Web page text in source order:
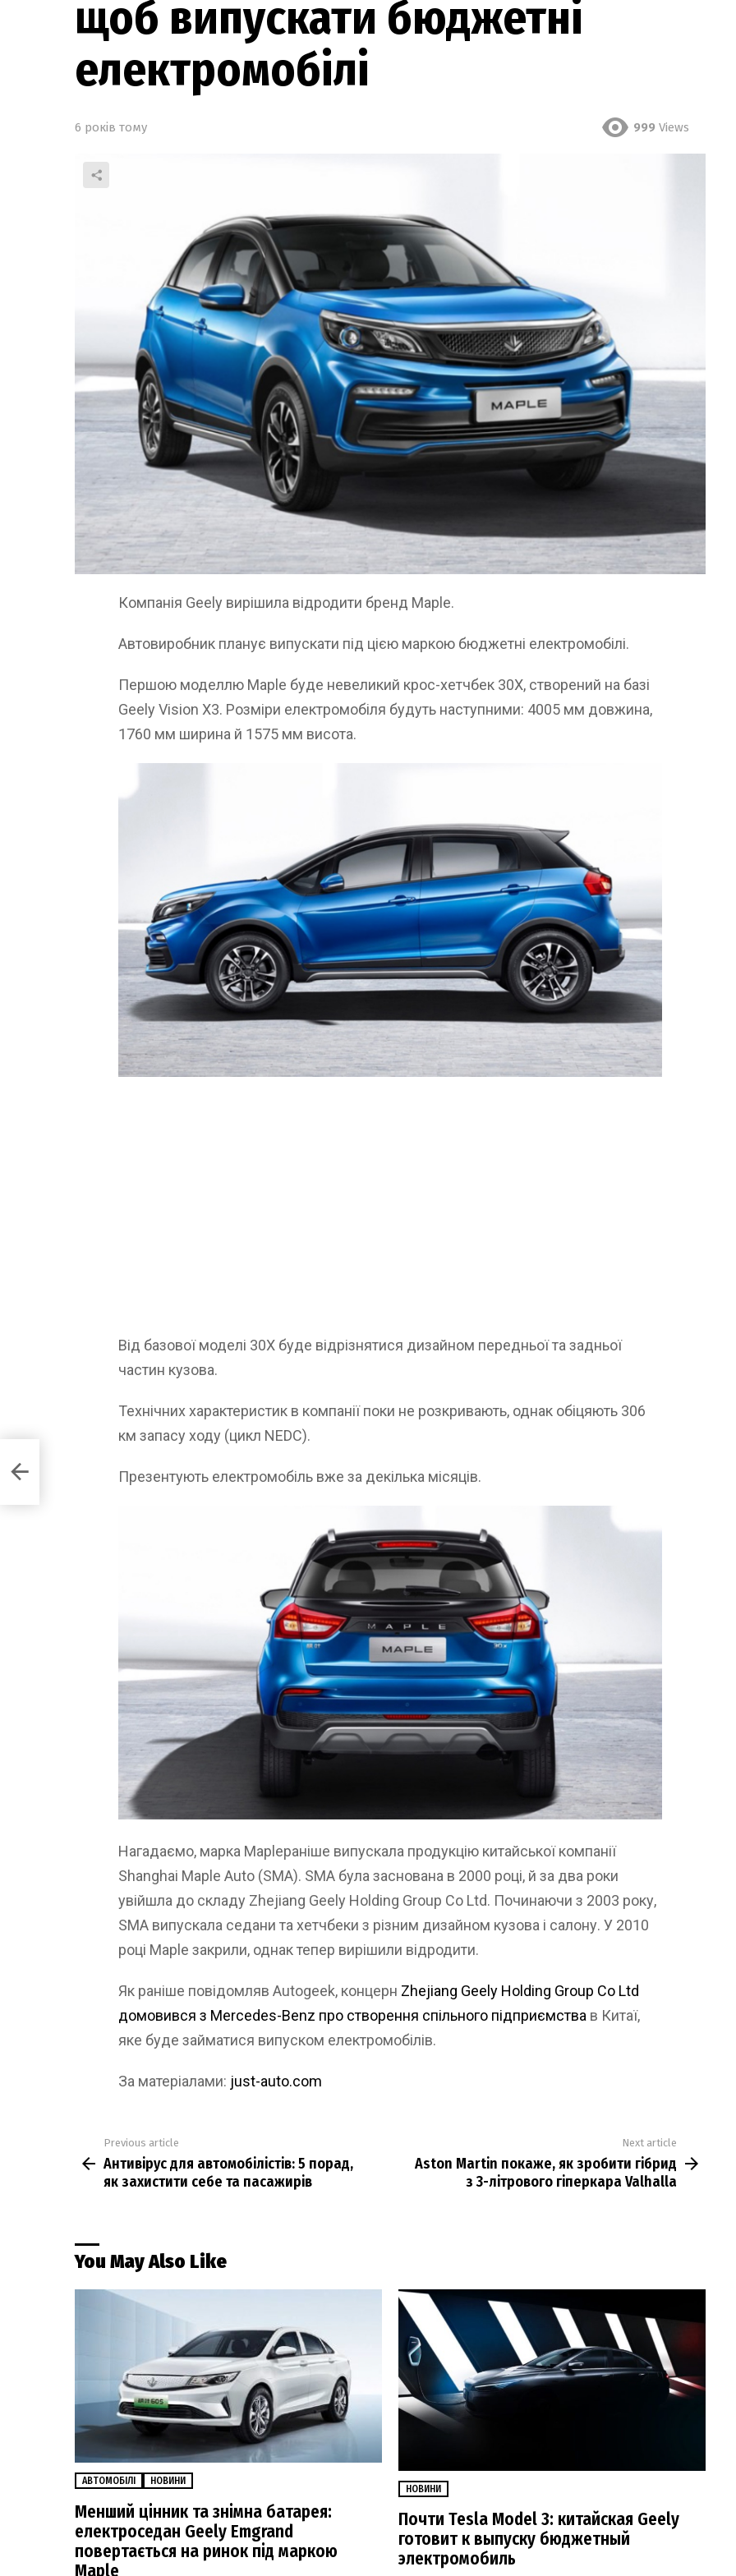
щоб випускати бюджетні
електромобілі
6 років тому 999 Views
Компанія Geely вирішила відродити бренд Maple.
Автовиробник планує випускати під цією маркою бюджетні електромобілі.
Першою моделлю Maple буде невеликий крос-хетчбек 30X, створений на базі
Geely Vision X3. Розміри електромобіля будуть наступними: 4005 мм довжина,
1760 мм ширина й 1575 мм висота.
Від базової моделі 30X буде відрізнятися дизайном передньої та задньої
частин кузова.
Технічних характеристик в компанії поки не розкривають, однак обіцяють 306
км запасу ходу (цикл NEDC).
Презентують електромобіль вже за декілька місяців.
Нагадаємо, марка Mapleраніше випускала продукцію китайської компанії
Shanghai Maple Auto (SMA). SMA була заснована в 2000 році, й за два роки
увійшла до складу Zhejiang Geely Holding Group Co Ltd. Починаючи з 2003 року,
SMA випускала седани та хетчбеки з різним дизайном кузова і салону. У 2010
році Maple закрили, однак тепер вирішили відродити.
Як раніше повідомляв Autogeek, концерн Zhejiang Geely Holding Group Co Ltd
домовився з Mercedes-Benz про створення спільного підприємства в Китаї,
яке буде займатися випуском електромобілів.
За матеріалами: just-auto.com
more
Previous article
Антивірус для автомобілістів: 5 порад,
як захистити себе та пасажирів
Next article
Aston Martin покаже, як зробити гібрид
з 3-літрового гіперкара Valhalla
You May Also Like
АВТОМОБІЛІ НОВИНИ
Менший цінник та знімна батарея:
електроседан Geely Emgrand
повертається на ринок під маркою
Maple
НОВИНИ
Почти Tesla Model 3: китайская Geely
готовит к выпуску бюджетный
электромобиль